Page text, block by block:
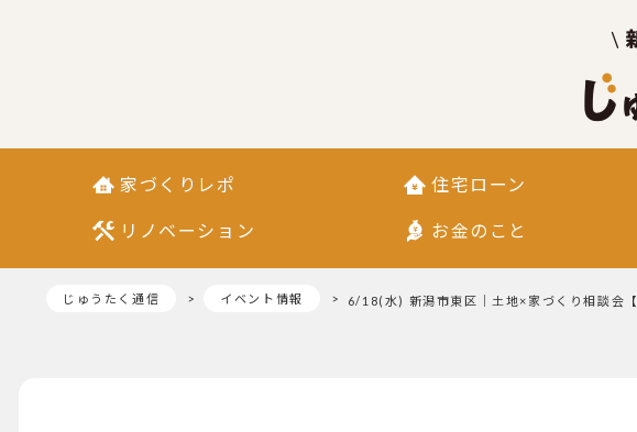
家づくりレポ
リノベーション
住宅ローン
お金のこと
じゅうたく通信 イベント情報 6/18(水) 新潟市東区｜土地×家づくり相談会【